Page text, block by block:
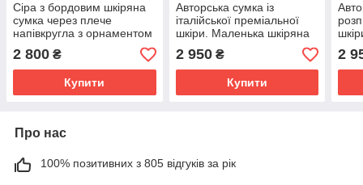
Сіра з бордовим шкіряна
сумка через плече
напівкругла з орнаментом
тисненням бохо
2 800 ₴
Купити
Авторська сумка із
італійської преміальної
шкіри. Маленька шкіряна
сумка на плече темно-
зелена Плин Часу
2 950₴
Купити
2
Про нас
100% позитивних з 805 відгуків за рік